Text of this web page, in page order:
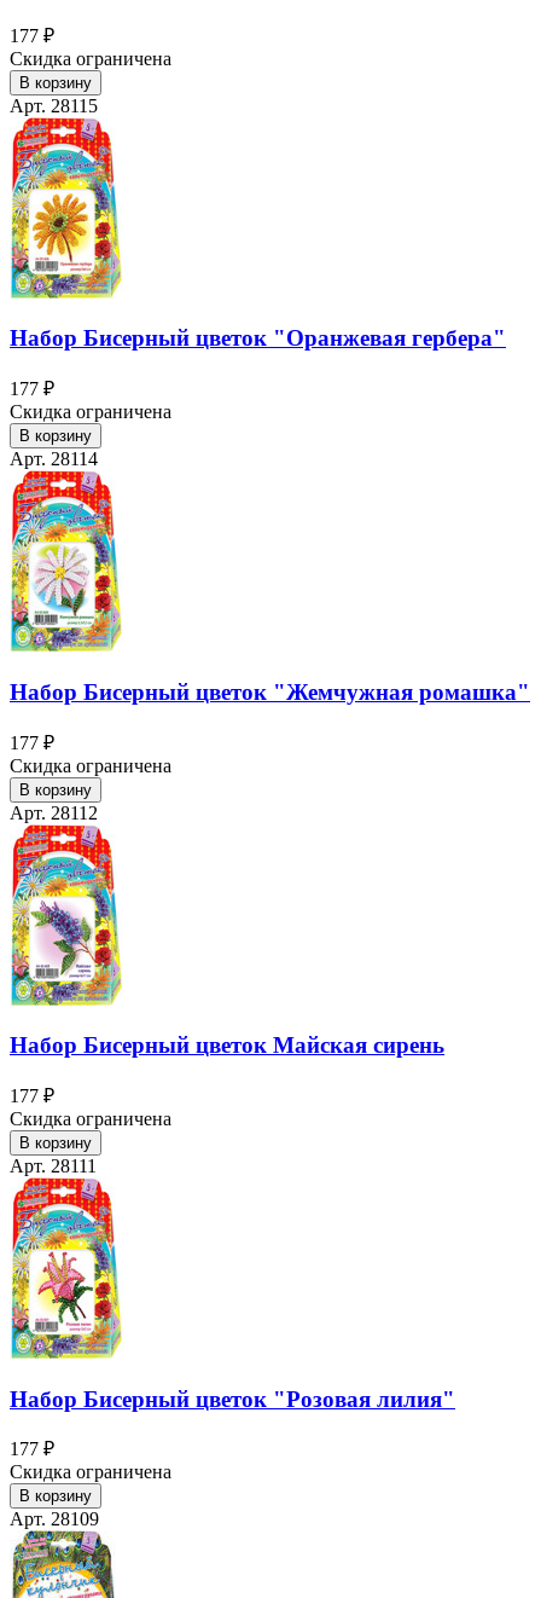
177 ₽
Скидка ограничена
В корзину
Арт. 28115
Набор Бисерный цветок "Оранжевая гербера"
177 ₽
Скидка ограничена
В корзину
Арт. 28114
Набор Бисерный цветок "Жемчужная ромашка"
177 ₽
Скидка ограничена
В корзину
Арт. 28112
Набор Бисерный цветок Майская сирень
177 ₽
Скидка ограничена
В корзину
Арт. 28111
Набор Бисерный цветок "Розовая лилия"
177 ₽
Скидка ограничена
В корзину
Арт. 28109